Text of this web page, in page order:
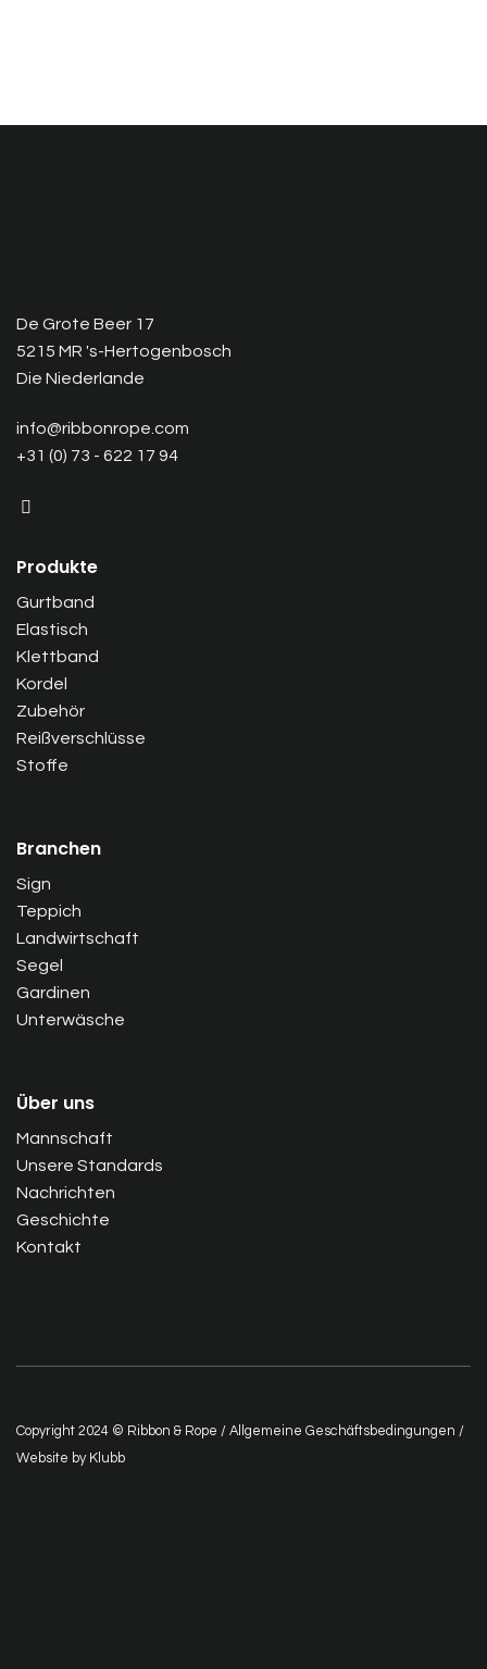
De Grote Beer 17
5215 MR 's-Hertogenbosch
Die Niederlande
info@ribbonrope.com
+31 (0) 73 - 622 17 94
Produkte
Gurtband
Elastisch
Klettband
Kordel
Zubehör
Reißverschlüsse
Stoffe
Branchen
Sign
Teppich
Landwirtschaft
Segel
Gardinen
Unterwäsche
Über uns
Mannschaft
Unsere Standards
Nachrichten
Geschichte
Kontakt
Copyright 2024 © Ribbon & Rope / Allgemeine Geschäftsbedingungen /
Website by Klubb